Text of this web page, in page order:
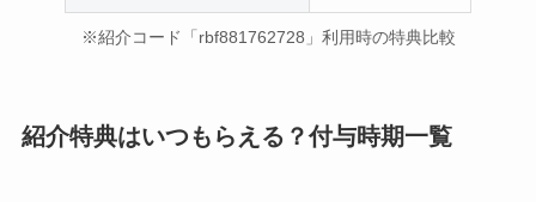
※紹介コード「rbf881762728」利用時の特典比較
紹介特典はいつもらえる？付与時期一覧